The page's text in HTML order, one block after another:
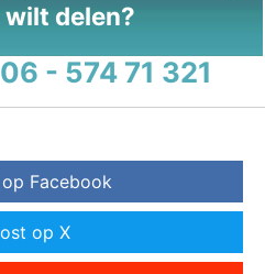
delen?
06 - 574 71 321
Facebook
op X